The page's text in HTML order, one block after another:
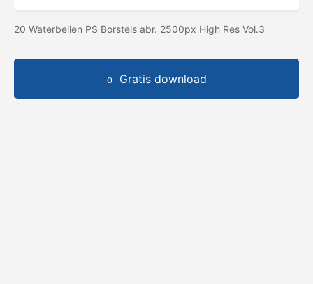
20 Waterbellen PS Borstels abr. 2500px High Res Vol.3
Gratis download